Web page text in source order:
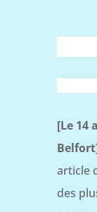
[Le 14
article
des